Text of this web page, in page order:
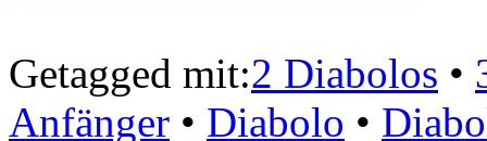
Getagged mit:2 Diabolos •
Anfänger • Diabolo •